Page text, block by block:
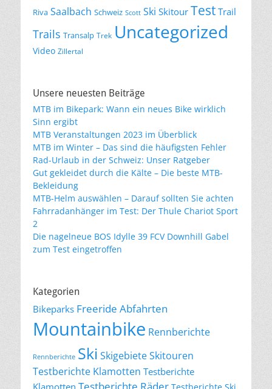
Riva Saalbach Schweiz Scott Ski Skitour Test Trail
Trails Transalp Trek Uncategorized
Video Zillertal
Unsere neuesten Beiträge
MTB im Bikepark: Wann ein neues Bike wirklich
Sinn ergibt
MTB Veranstaltungen 2023 im Überblick
MTB im Winter – Das sind die häufigsten Fehler
Rad-Urlaub in der Schweiz: Unser Ratgeber
Gut gekleidet durch die Kälte – Die beste MTB-
Bekleidung
MTB-Helm auswählen – Darauf sollten Sie achten
Fahrradanhänger im Test: Der Thule Chariot Sport
2
Die nagelneue BOS Idylle 39 FCV Downhill Gabel
zum Test eingetroffen
Kategorien
Bikeparks Freeride Abfahrten
Mountainbike Rennberichte
Rennberichte Ski SkigebieteSkitouren
Testberichte Klamotten Testberichte
Klamotten Testberichte Räder